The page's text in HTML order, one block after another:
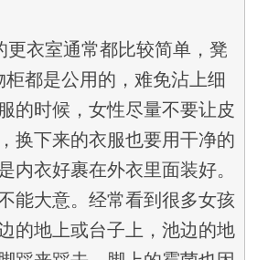
衣室通常都比较简单，凳
都是公用的，难免沾上细
的时候，女性尽量不要让皮
换下来的衣服也要用干净的
内衣好裹在外衣里面装好。
能大意。经常看到很多女孩
的地上或台子上，池边的地